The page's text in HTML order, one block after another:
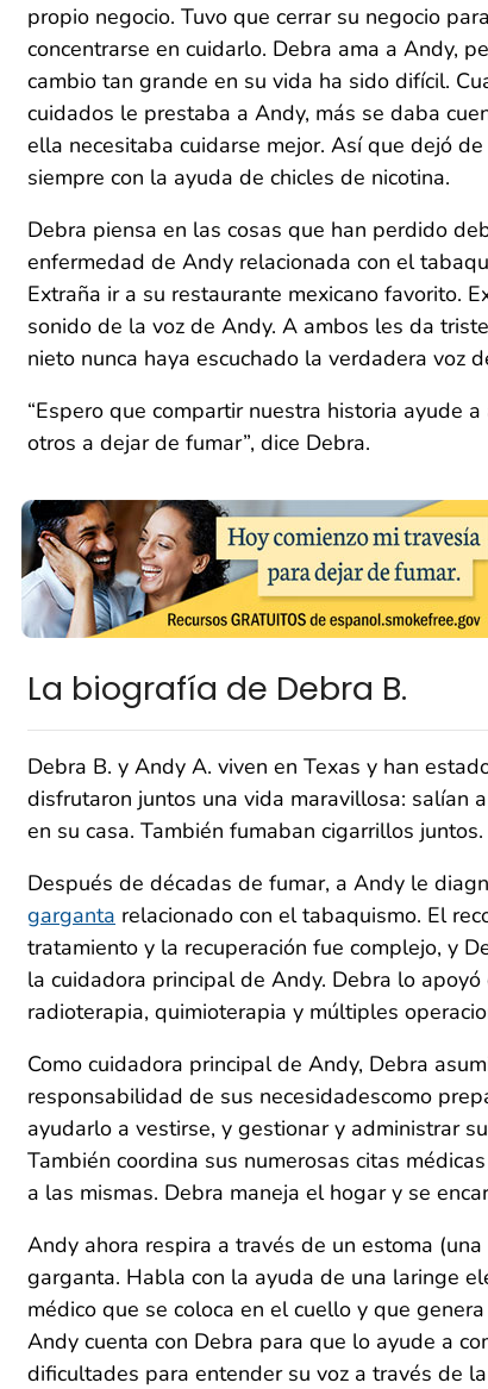
propio negocio. Tuvo que cerrar su negocio para
concentrarse en cuidarlo. Debra ama a Andy,
cambio tan grande en su vida ha sido difícil.
cuidados le prestaba a Andy, más se daba
ella necesitaba cuidarse mejor. Así que dejó
siempre con la ayuda de chicles de nicotina.
Debra piensa en las cosas que han perdido
enfermedad de Andy relacionada con el
Extraña ir a su restaurante mexicano favorito.
sonido de la voz de Andy. A ambos les da
nieto nunca haya escuchado la verdadera voz
“Espero que compartir nuestra historia ayude a
otros a dejar de fumar”, dice Debra.
La biografía de Debra B.
Debra B. y Andy A. viven en Texas y han
disfrutaron juntos una vida maravillosa: salían
en su casa. También fumaban cigarrillos juntos.
Después de décadas de fumar, a Andy le
garganta relacionado con el tabaquismo. El
tratamiento y la recuperación fue complejo, y
la cuidadora principal de Andy. Debra lo
radioterapia, quimioterapia y múltiples
Como cuidadora principal de Andy, Debra
responsabilidad de sus necesidadescomo
ayudarlo a vestirse, y gestionar y administrar
También coordina sus numerosas citas
a las mismas. Debra maneja el hogar y se
Andy ahora respira a través de un estoma
garganta. Habla con la ayuda de una laringe
médico que se coloca en el cuello y que
Andy cuenta con Debra para que lo ayude a
dificultades para entender su voz a través de